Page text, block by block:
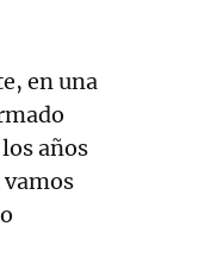
en una
años